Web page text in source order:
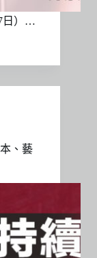
日）…
、藝